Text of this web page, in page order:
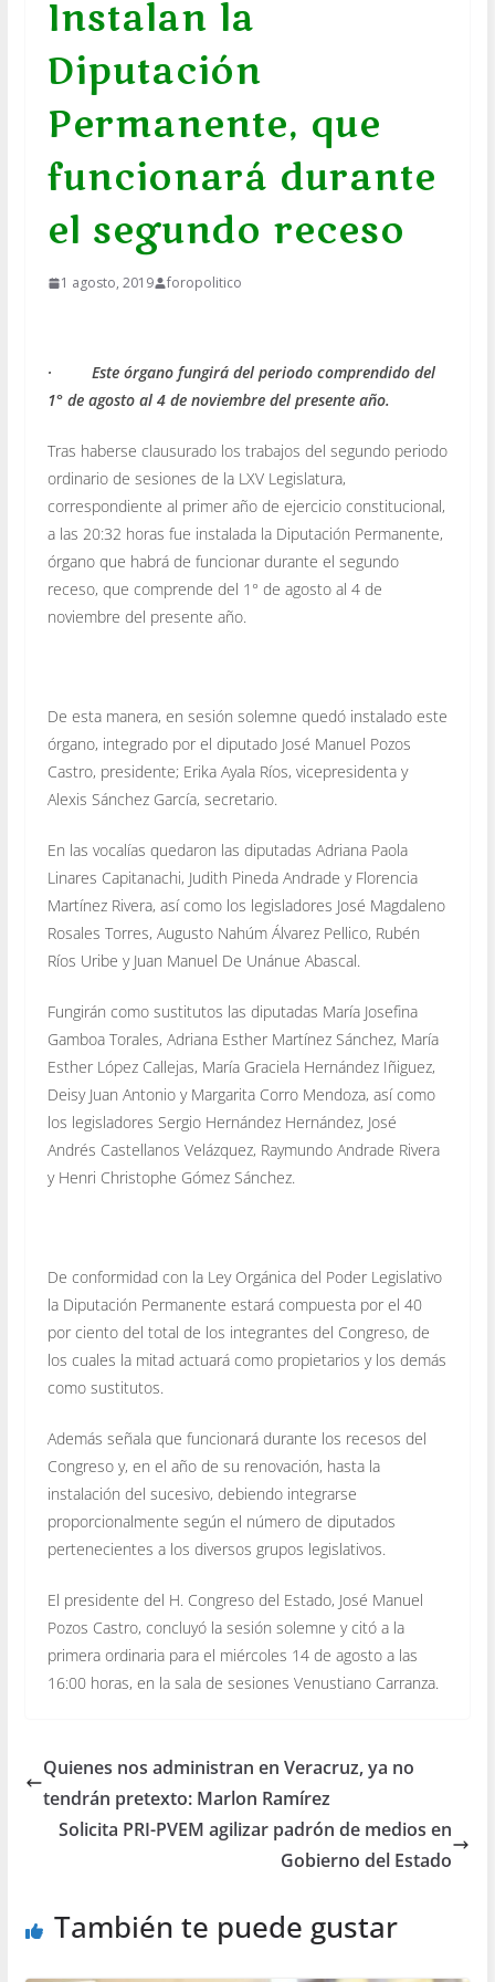
Instalan la
Diputación
Permanente, que
funcionará durante
el segundo receso
1 agosto, 2019 foropolitico
· Este órgano fungirá del periodo comprendido del
1° de agosto al 4 de noviembre del presente año.
Tras haberse clausurado los trabajos del segundo periodo
ordinario de sesiones de la LXV Legislatura,
correspondiente al primer año de ejercicio constitucional,
a las 20:32 horas fue instalada la Diputación Permanente,
órgano que habrá de funcionar durante el segundo
receso, que comprende del 1° de agosto al 4 de
noviembre del presente año.
De esta manera, en sesión solemne quedó instalado este
órgano, integrado por el diputado José Manuel Pozos
Castro, presidente; Erika Ayala Ríos, vicepresidenta y
Alexis Sánchez García, secretario.
En las vocalías quedaron las diputadas Adriana Paola
Linares Capitanachi, Judith Pineda Andrade y Florencia
Martínez Rivera, así como los legisladores José Magdaleno
Rosales Torres, Augusto Nahúm Álvarez Pellico, Rubén
Ríos Uribe y Juan Manuel De Unánue Abascal.
Fungirán como sustitutos las diputadas María Josefina
Gamboa Torales, Adriana Esther Martínez Sánchez, María
Esther López Callejas, María Graciela Hernández Iñiguez,
Deisy Juan Antonio y Margarita Corro Mendoza, así como
los legisladores Sergio Hernández Hernández, José
Andrés Castellanos Velázquez, Raymundo Andrade Rivera
y Henri Christophe Gómez Sánchez.
De conformidad con la Ley Orgánica del Poder Legislativo
la Diputación Permanente estará compuesta por el 40
por ciento del total de los integrantes del Congreso, de
los cuales la mitad actuará como propietarios y los demás
como sustitutos.
Además señala que funcionará durante los recesos del
Congreso y, en el año de su renovación, hasta la
instalación del sucesivo, debiendo integrarse
proporcionalmente según el número de diputados
pertenecientes a los diversos grupos legislativos.
El presidente del H. Congreso del Estado, José Manuel
Pozos Castro, concluyó la sesión solemne y citó a la
primera ordinaria para el miércoles 14 de agosto a las
16:00 horas, en la sala de sesiones Venustiano Carranza.
Quienes nos administran en Veracruz, ya no
tendrán pretexto: Marlon Ramírez
Solicita PRI-PVEM agilizar padrón de medios en
Gobierno del Estado
También te puede gustar